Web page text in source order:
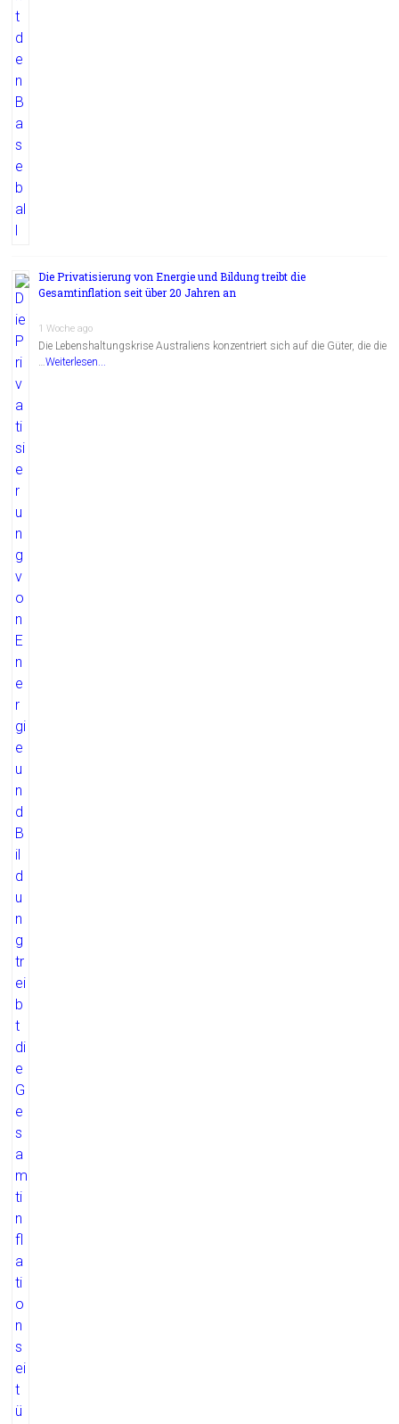
Die Privatisierung von Energie und Bildung treibt die
Gesamtinflation seit über 20 Jahren an
1 Woche ago
Die Lebenshaltungskrise Australiens konzentriert sich auf die Güter, die die
…Weiterlesen...